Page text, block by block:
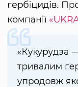
гербіцидів.
компанії
«Кукурудза
тривалим
упродовж